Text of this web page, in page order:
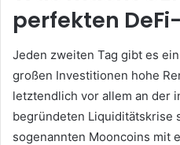
perfekten
Jeden zweiten Tag gibt es
großen Investitionen hohe
letztendlich vor allem an der
begründeten Liquiditätskrise
sogenannten Mooncoins mit